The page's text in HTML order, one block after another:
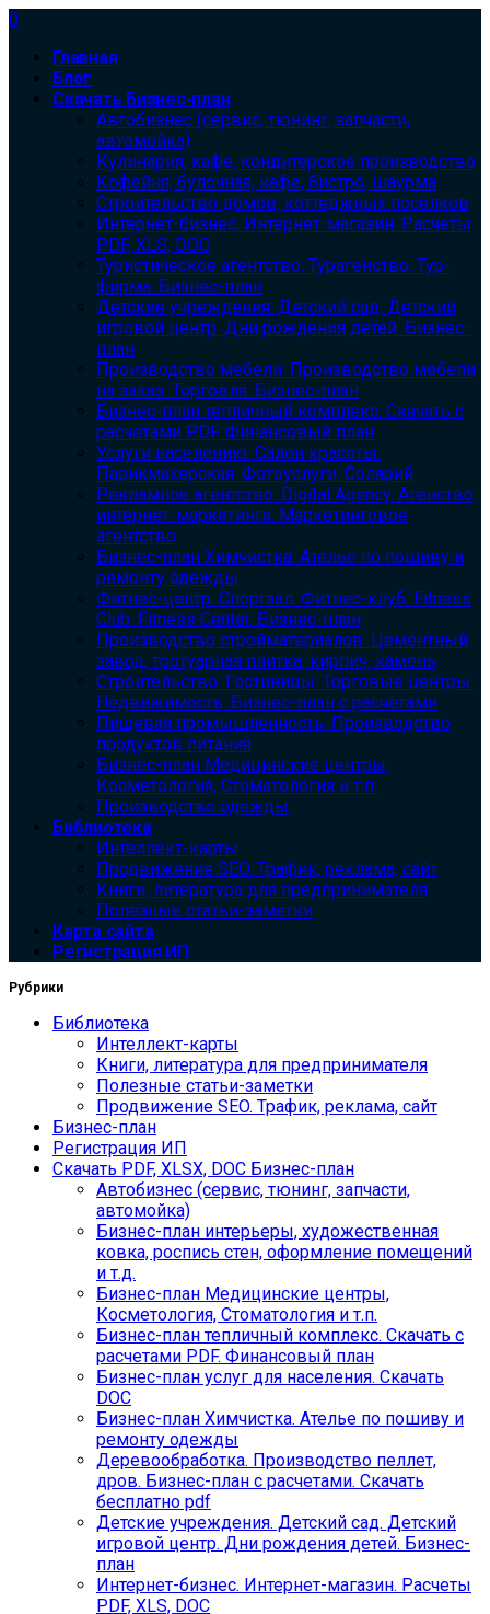
0
Главная
Блог
Скачать Бизнес-план
Автобизнес (сервис, тюнинг, запчасти,
автомойка)
Кулинария, кафе, кондитерское производство
Кофейня, булочная, кафе, бистро, шаурма
Строительство домов, коттеджных поселков
Интернет-бизнес. Интернет-магазин. Расчеты
PDF, XLS, DOC
Туристическое агентство. Турагенство. Тур-
фирма. Бизнес-план
Детские учреждения. Детский сад. Детский
игровой центр. Дни рождения детей. Бизнес-
план
Производство мебели. Производство мебели
на заказ. Торговля. Бизнес-план
Бизнес-план тепличный комплекс. Скачать с
расчетами PDF. Финансовый план
Услуги населению. Салон красоты.
Парикмахерская. Фотоуслуги. Солярий
Рекламное агентство. Digital Agency. Агенство
интернет-маркетинга. Маркетинговое
агентство
Бизнес-план Химчистка. Ателье по пошиву и
ремонту одежды
Фитнес-центр. Спортзал. Фитнес-клуб. Fitness
Club. Fitness Center. Бизнес-план
Производство стройматериалов. Цементный
завод, тротуарная плитка, кирпич, камень
Строительство. Гостиницы. Торговые центры.
Недвижимость. Бизнес-план с расчетами
Пищевая промышленность. Производство
продуктов питания
Бизнес-план Медицинские центры,
Косметология, Стоматология и т.п.
Производство одежды
Библиотека
Интеллект-карты
Продвижение SEO. Трафик, реклама, сайт
Книги, литература для предпринимателя
Полезные статьи-заметки
Карта сайта
Регистрация ИП
Рубрики
Библиотека
Интеллект-карты
Книги, литература для предпринимателя
Полезные статьи-заметки
Продвижение SEO. Трафик, реклама, сайт
Бизнес-план
Регистрация ИП
Скачать PDF, XLSX, DOC Бизнес-план
Автобизнес (сервис, тюнинг, запчасти,
автомойка)
Бизнес-план интерьеры, художественная
ковка, роспись стен, оформление помещений
и т.д.
Бизнес-план Медицинские центры,
Косметология, Стоматология и т.п.
Бизнес-план тепличный комплекс. Скачать с
расчетами PDF. Финансовый план
Бизнес-план услуг для населения. Скачать
DOC
Бизнес-план Химчистка. Ателье по пошиву и
ремонту одежды
Деревообработка. Производство пеллет,
дров. Бизнес-план с расчетами. Скачать
бесплатно pdf
Детские учреждения. Детский сад. Детский
игровой центр. Дни рождения детей. Бизнес-
план
Интернет-бизнес. Интернет-магазин. Расчеты
PDF, XLS, DOC